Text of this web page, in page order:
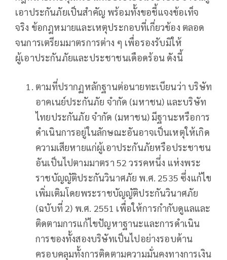
เอาประกันภัยเป็นสำคัญ พร้อมทั้งขอชี้แจงข้อเท็จ
จริง ข้อกฎหมายและเหตุประกอบที่เกี่ยวข้อง ตลอด
จนการเตรียมมาตรการต่าง ๆ เพื่อรองรับมิให้
ผู้เอาประกันภัยและประชาชนเดือดร้อน ดังนี้
ตามที่ปรากฏหลักฐานต่อนายทะเบียนว่า บริษัท
อาคเนย์ประกันภัย จำกัด (มหาชน) และบริษัท
ไทยประกันภัย จำกัด (มหาชน) มีฐานะหรือการ
ดำเนินการอยู่ในลักษณะอันอาจเป็นเหตุให้เกิด
ความเสียหายแก่ผู้เอาประกันภัยหรือประชาชน
อันเป็นไปตามมาตรา 52 วรรคหนึ่ง แห่งพระ
ราชบัญญัติประกันวินาศภัย พ.ศ. 2535 ซึ่งแก้ไข
เพิ่มเติมโดยพระราชบัญญัติประกันวินาศภัย
(ฉบับที่ 2) พ.ศ. 2551 เพื่อให้การกำกับดูแลและ
ติดตามการแก้ไขปัญหาฐานะและการดำเนิน
การของทั้งสองบริษัทเป็นไปอย่างรอบด้าน
ครอบคลุมทั้งการติดตามความมั่นคงทางการเงิน